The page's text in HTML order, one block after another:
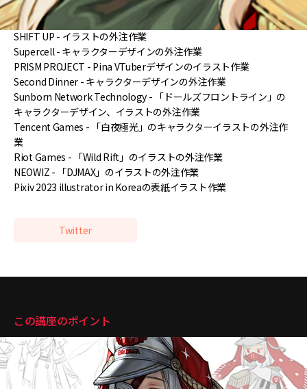
【参加プロジェクト】
SHIFT UP - イラストの外注作業
Supercell - キャラクターデザインの外注作業
PRISM PROJECT - Pina VTuberデザインのイラスト作業
Second Dinner - キャラクターデザインの外注作業
Sunborn Network Technology - 「ドールズフロントライン」の
キャラクターデザイン、イラストの外注作業
Tencent Games - 「白夜極光」のキャラクターイラストの外注作
業
Riot Games - 「Wild Rift」のイラストの外注作業
NEOWIZ - 「DJMAX」のイラストの外注作業
Pixiv 2023 illustrator in Koreaの表紙イラスト作業
Twitter
この講座のポイント